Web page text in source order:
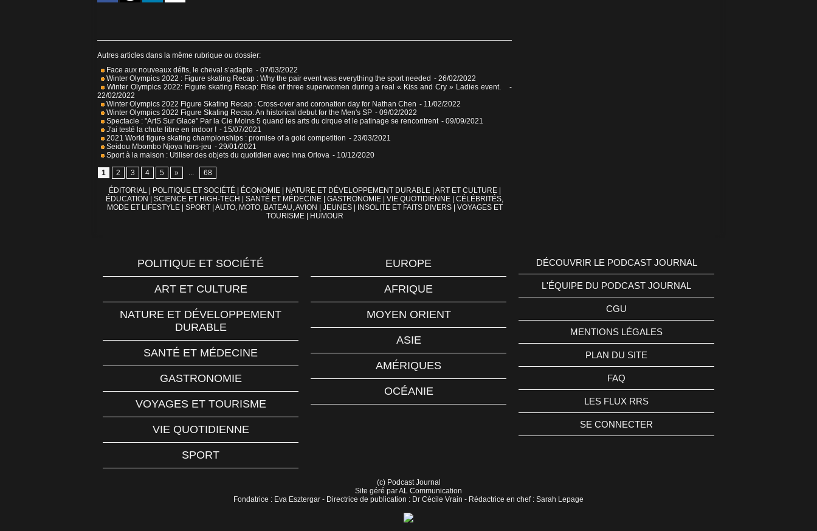
Autres articles dans la même rubrique ou dossier:
Face aux nouveaux défis, le cheval s’adapte - 07/03/2022
Winter Olympics 2022 : Figure skating Recap : Why the pair event was everything the sport needed - 26/02/2022
Winter Olympics 2022: Figure skating Recap: Rise of three superwomen during a real « Kiss and Cry » Ladies event.
-
22/02/2022
Winter Olympics 2022 Figure Skating Recap : Cross-over and coronation day for Nathan Chen - 11/02/2022
Winter Olympics 2022 Figure Skating Recap: An historical debut for the Men's SP - 09/02/2022
Spectacle : "ArtS Sur Glace" Par la Cie Moins 5 quand les arts du cirque et le patinage se rencontrent - 09/09/2021
J'ai testé la chute libre en indoor ! - 15/07/2021
2021 World figure skating championships : promise of a gold competition - 23/03/2021
Seidou Mbombo Njoya hors-jeu - 29/01/2021
Sport à la maison : Utiliser des objets du quotidien avec Inna Orlova - 10/12/2020
1 2 3 4 5 » ... 68
ÉDITORIAL POLITIQUE ET SOCIÉTÉ ÉCONOMIE NATURE ET DÉVELOPPEMENT DURABLE ART ET CULTURE
ÉDUCATION
SCIENCE ET HIGH-TECH SANTÉ ET MÉDECINE GASTRONOMIE VIE QUOTIDIENNE
CÉLÉBRITÉS,
MODE ET LIFESTYLE
SPORT AUTO, MOTO, BATEAU, AVION JEUNES INSOLITE ET FAITS DIVERS
VOYAGES ET
TOURISME
HUMOUR
POLITIQUE ET SOCIÉTÉ
ART ET CULTURE
NATURE ET DÉVELOPPEMENT
DURABLE
SANTÉ ET MÉDECINE
GASTRONOMIE
VOYAGES ET TOURISME
VIE QUOTIDIENNE
SPORT
EUROPE
AFRIQUE
MOYEN ORIENT
ASIE
AMÉRIQUES
OCÉANIE
DÉCOUVRIR LE PODCAST JOURNAL
L'ÉQUIPE DU PODCAST JOURNAL
CGU
MENTIONS LÉGALES
PLAN DU SITE
FAQ
LES FLUX RRS
SE CONNECTER
(c) Podcast Journal
Site géré par AL Communication
Fondatrice : Eva Esztergar - Directrice de publication : Dr Cécile Vrain - Rédactrice en chef : Sarah Lepage